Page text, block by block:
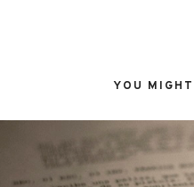
YOU